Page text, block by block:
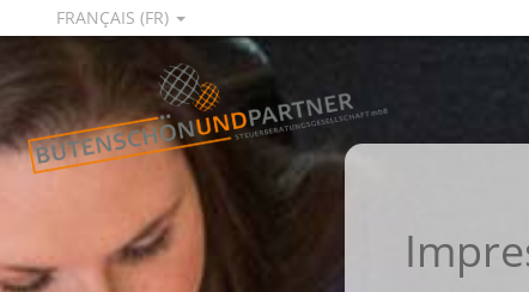
FRANÇAIS (FR)